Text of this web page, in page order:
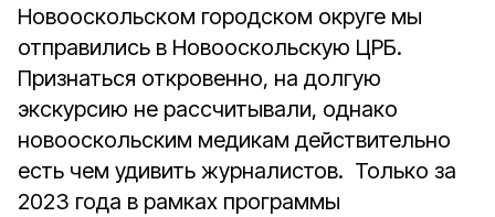
Новооскольском городском округе мы
отправились в Новооскольскую ЦРБ.
Признаться откровенно, на долгую
экскурсию не рассчитывали, однако
новооскольским медикам действительно
есть чем удивить журналистов. Только за
2023 года в рамках программы